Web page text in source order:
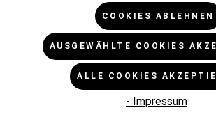
COOKIES ABLEHNEN
AUSGEWÄHLTE COOKIES
ALLE COOKIES
- Impressum